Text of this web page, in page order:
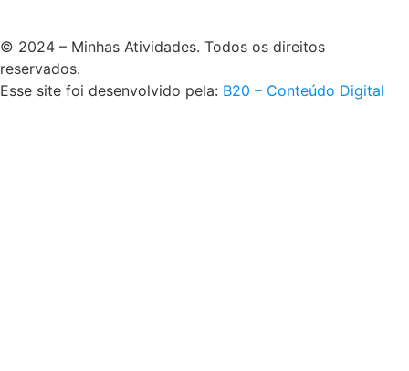
© 2024 – Minhas Atividades. Todos os direitos
reservados.
Esse site foi desenvolvido pela: B20 – Conteúdo Digital